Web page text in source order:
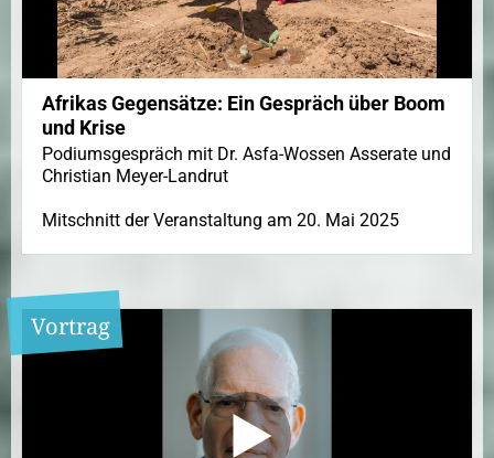
Afrikas Gegensätze: Ein Gespräch über Boom
und Krise
Podiumsgespräch mit Dr. Asfa-Wossen Asserate und
Christian Meyer-Landrut
Mitschnitt der Veranstaltung am 20. Mai 2025
Vortrag